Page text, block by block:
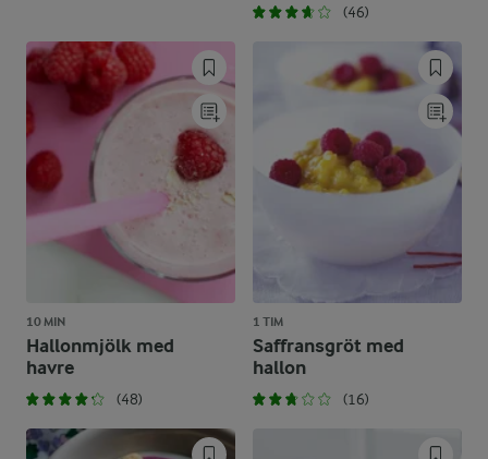
(46)
10 MIN
Hallonmjölk med
havre
(48)
1 TIM
Saffransgröt med
hallon
(16)